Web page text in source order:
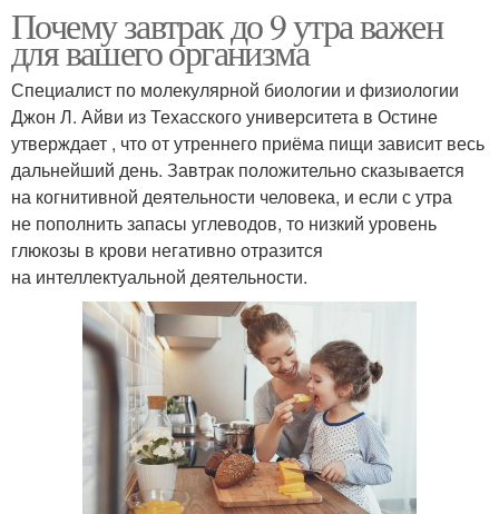
Почему завтрак до 9 утра важен
для вашего организма
Специалист по молекулярной биологии и физиологии
Джон Л. Айви из Техасского университета в Остине
утверждает , что от утреннего приёма пищи зависит весь
дальнейший день. Завтрак положительно сказывается
на когнитивной деятельности человека, и если с утра
не пополнить запасы углеводов, то низкий уровень
глюкозы в крови негативно отразится
на интеллектуальной деятельности.